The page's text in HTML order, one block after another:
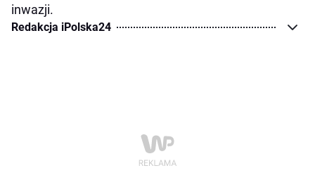
inwazji.
Redakcja iPolska24